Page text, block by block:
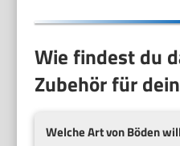
Wie findest du
Zubehör für
Welche Art von Böden